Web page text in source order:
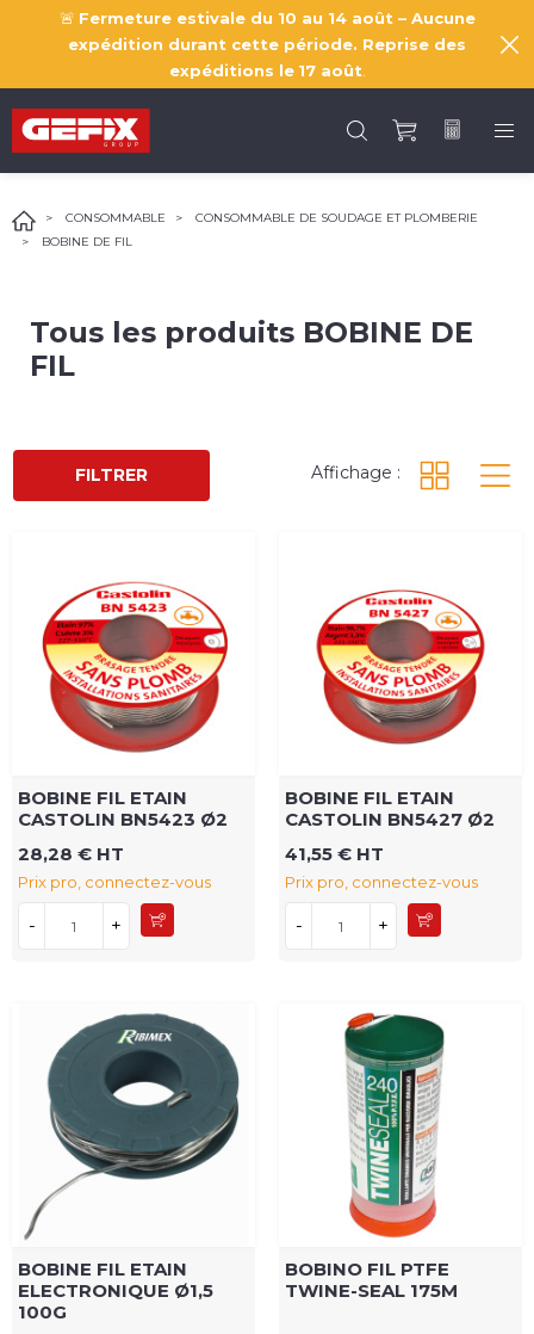
🚨 Fermeture estivale du 10 au 14 août – Aucune
expédition durant cette période. Reprise des
expéditions le 17 août
CONSOMMABLE
CONSOMMABLE DE SOUDAGE ET PLOMBERIE
BOBINE DE FIL
Tous les produits BOBINE DE
FIL
FILTRER Affichage :
BOBINE FIL ETAIN
CASTOLIN BN5423 Ø2
28,28 € HT
Prix pro, connectez-vous
- +
BOBINE FIL ETAIN
CASTOLIN BN5427 Ø2
41,55 € HT
Prix pro, connectez-vous
- +
BOBINE FIL ETAIN
ELECTRONIQUE Ø1,5
100G
BOBINO FIL PTFE
TWINE-SEAL 175M